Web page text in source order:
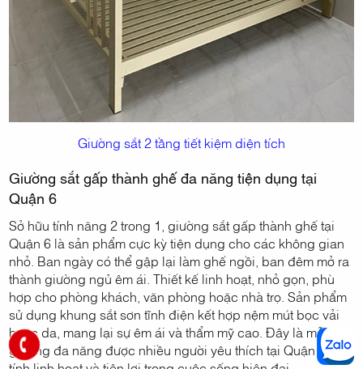
Giường sắt 2 tầng tiết kiệm diện tích
Giường sắt gấp thành ghế đa năng tiện dụng tại
Quận 6
Sở hữu tính năng 2 trong 1, giường sắt gấp thành ghế tại
Quận 6 là sản phẩm cực kỳ tiện dụng cho các không gian
nhỏ. Ban ngày có thể gập lại làm ghế ngồi, ban đêm mở ra
thành giường ngủ êm ái. Thiết kế linh hoạt, nhỏ gọn, phù
hợp cho phòng khách, văn phòng hoặc nhà trọ. Sản phẩm
sử dụng khung sắt sơn tĩnh điện kết hợp nệm mút bọc vải
hoặc da, mang lại sự êm ái và thẩm mỹ cao. Đây là mẫu
giường đa năng được nhiều người yêu thích tại Quận 6 nhờ